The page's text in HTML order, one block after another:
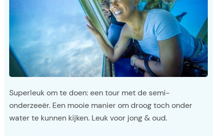
Superleuk om te doen: een tour met de semi-
onderzeeër. Een mooie manier om droog toch onder
water te kunnen kijken. Leuk voor jong & oud.